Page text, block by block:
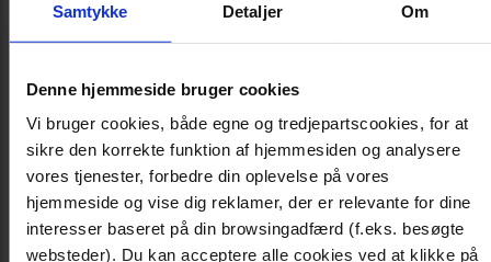
Samtykke Detaljer Om
Denne hjemmeside bruger cookies
Vi bruger cookies, både egne og tredjepartscookies, for at
sikre den korrekte funktion af hjemmesiden og analysere
vores tjenester, forbedre din oplevelse på vores
hjemmeside og vise dig reklamer, der er relevante for dine
interesser baseret på din browsingadfærd (f.eks. besøgte
websteder). Du kan acceptere alle cookies ved at klikke på
klordispenser til
små 20g tabletter
Varenummer: 1576
Varenummer: 2116
Poolfacon: Oval